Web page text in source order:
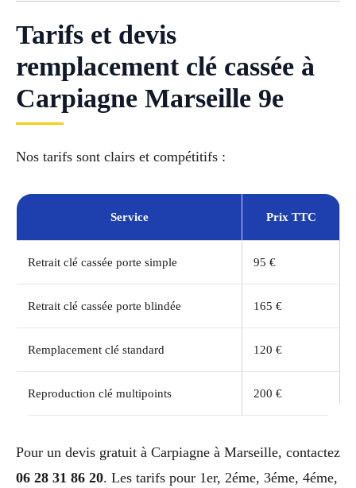
Tarifs et devis
remplacement clé cassée à
Carpiagne Marseille 9e
Nos tarifs sont clairs et compétitifs :
Service Prix TTC
Retrait clé cassée porte simple 95 €
Retrait clé cassée porte blindée 165 €
Remplacement clé standard 120 €
Reproduction clé multipoints 200 €
Pour un devis gratuit à Carpiagne à Marseille, contactez
06 28 31 86 20. Les tarifs pour 1er, 2éme, 3éme, 4éme,